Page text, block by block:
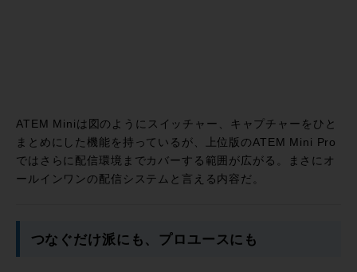
ATEM Miniは図のようにスイッチャー、キャプチャーをひと
まとめにした機能を持っているが、上位版のATEM Mini Pro
ではさらに配信環境までカバーする範囲が広がる。まさにオ
ールインワンの配信システムと言える内容だ。
つなぐだけ派にも、プロユースにも